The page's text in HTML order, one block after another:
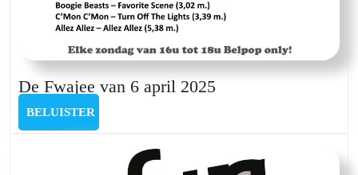
De Fwajee van 6 april 2025De
april
BELUISTER